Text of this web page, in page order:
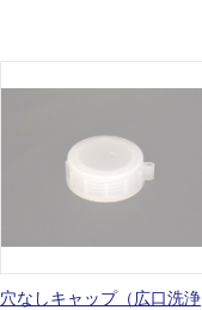
穴なしキャップ（広口洗浄